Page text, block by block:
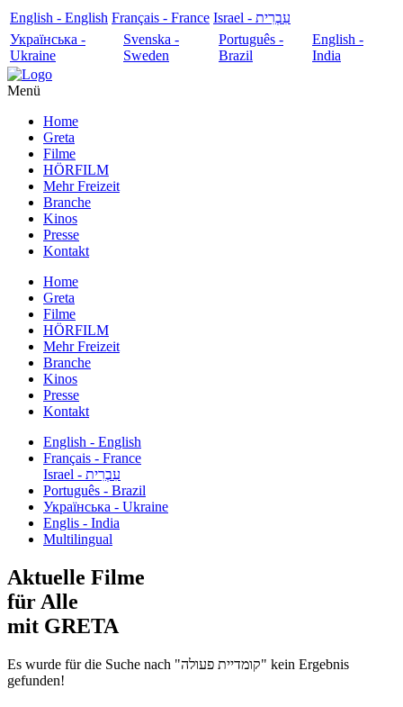
English - English Français - France
עִבְרִית - Israel
Українська -
Ukraine
Svenska -
Sweden
Português -
Brazil
English -
India
Menü
Home
Greta
Filme
HÖRFILM
Mehr Freizeit
Branche
Kinos
Presse
Kontakt
Home
Greta
Filme
HÖRFILM
Mehr Freizeit
Branche
Kinos
Presse
Kontakt
English - English
Français - France
עִבְרִית - Israel
Português - Brazil
Українська - Ukraine
Englis - India
Multilingual
Aktuelle Filme
für Alle
mit GRETA
Es wurde für die Suche nach "קומדיית פעולה" kein Ergebnis
gefunden!